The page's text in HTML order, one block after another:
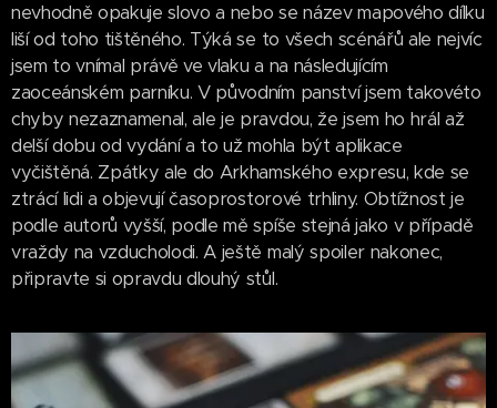
nevhodně opakuje slovo a nebo se název mapového dílku
liší od toho tištěného. Týká se to všech scénářů ale nejvíc
jsem to vnímal právě ve vlaku a na následujícím
zaoceánském parníku. V původním panství jsem takovéto
chyby nezaznamenal, ale je pravdou, že jsem ho hrál až
delší dobu od vydání a to už mohla být aplikace
vyčištěná. Zpátky ale do Arkhamského expresu, kde se
ztrácí lidi a objevují časoprostorové trhliny. Obtížnost je
podle autorů vyšší, podle mě spíše stejná jako v případě
vraždy na vzducholodi. A ještě malý spoiler nakonec,
připravte si opravdu dlouhý stůl.